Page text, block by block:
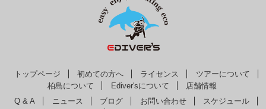
トップページ 初めての方へ ライセンス
ツアーについて
柏島について
Ediver'sについて
店舗情報
Q & A
ニュース ブログ お問い合わせ
スケジュール